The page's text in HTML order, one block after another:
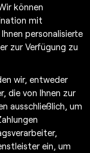
können
mit
personalisierte
zur Verfügung zu
wir, entweder
die von Ihnen zur
ausschließlich, um
ein, um